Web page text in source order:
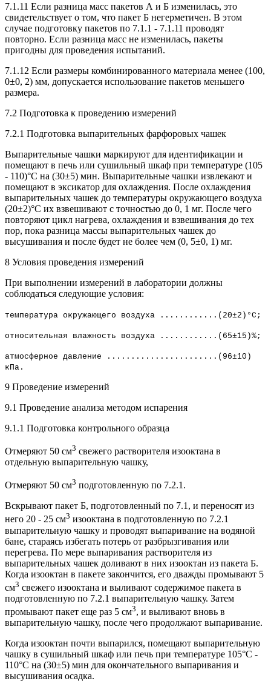
7.1.11 Если разница масс пакетов А и Б изменилась, это
свидетельствует о том, что пакет Б негерметичен. В этом
случае подготовку пакетов по 7.1.1 - 7.1.11 проводят
повторно. Если разница масс не изменилась, пакеты
пригодны для проведения испытаний.
7.1.12 Если размеры комбинированного материала менее (100,
0±0, 2) мм, допускается использование пакетов меньшего
размера.
7.2 Подготовка к проведению измерений
7.2.1 Подготовка выпарительных фарфоровых чашек
Выпарительные чашки маркируют для идентификации и
помещают в печь или сушильный шкаф при температуре (105
- 110)°С на (30±5) мин. Выпарительные чашки извлекают и
помещают в эксикатор для охлаждения. После охлаждения
выпарительных чашек до температуры окружающего воздуха
(20±2)°С их взвешивают с точностью до 0, 1 мг. После чего
повторяют цикл нагрева, охлаждения и взвешивания до тех
пор, пока разница массы выпарительных чашек до
высушивания и после будет не более чем (0, 5±0, 1) мг.
8 Условия проведения измерений
При выполнении измерений в лаборатории должны
соблюдаться следующие условия:
температура окружающего воздуха ............(20±2)°С;
относительная влажность воздуха ............(65±15)%;
атмосферное давление .......................(96±10)
кПа.
9 Проведение измерений
9.1 Проведение анализа методом испарения
9.1.1 Подготовка контрольного образца
Отмеряют 50 см3 свежего растворителя изооктана в
отдельную выпарительную чашку,
Отмеряют 50 см3 подготовленную по 7.2.1.
Вскрывают пакет Б, подготовленный по 7.1, и переносят из
него 20 - 25 см3 изооктана в подготовленную по 7.2.1
выпарительную чашку и проводят выпаривание на водяной
бане, стараясь избегать потерь от разбрызгивания или
перегрева. По мере выпаривания растворителя из
выпарительных чашек доливают в них изооктан из пакета Б.
Когда изооктан в пакете закончится, его дважды промывают 5
см3 свежего изооктана и выливают содержимое пакета в
подготовленную по 7.2.1 выпарительную чашку. Затем
промывают пакет еще раз 5 см3, и выливают вновь в
выпарительную чашку, после чего продолжают выпаривание.
Когда изооктан почти выпарился, помещают выпарительную
чашку в сушильный шкаф или печь при температуре 105°С -
110°С на (30±5) мин для окончательного выпаривания и
высушивания осадка.